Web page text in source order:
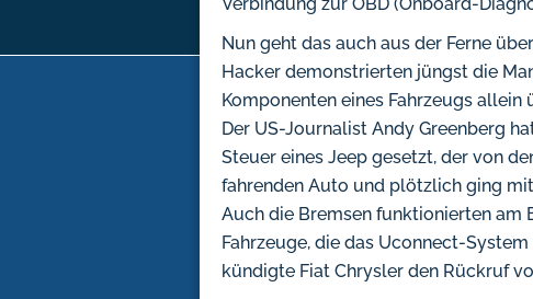
Nun geht das auch aus der Ferne
Hacker demonstrierten jüngst die
Komponenten eines Fahrzeugs
Der US-Journalist Andy Greenberg
Steuer eines Jeep gesetzt, der von
fahrenden Auto und plötzlich ging
Auch die Bremsen funktionierten am
Fahrzeuge, die das Uconnect-
kündigte Fiat Chrysler den Rückruf